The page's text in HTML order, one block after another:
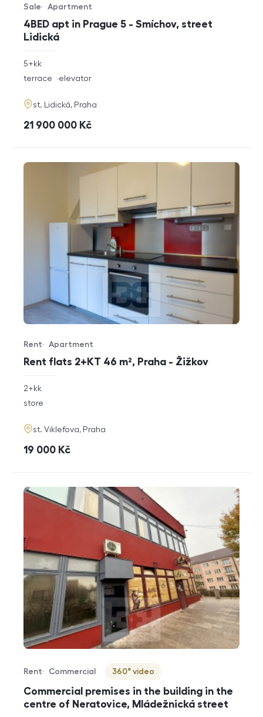
4BED apt in Prague 5 - Smíchov, street
Lidická
Offer type
Sale
Property type
Apartment
rozměry
disposition
5+kk
funkce
terrace elevator
adresa
st. Lidická, Praha
cena
21 900 000 Kč
Rent flats 2+KT 46 m², Praha - Žižkov
Offer type
Rent
Property type
Apartment
rozměry
disposition
2+kk
funkce
store
adresa
st. Viklefova, Praha
cena
19 000 Kč
Commercial premises in the building in the
centre of Neratovice, Mládežnická street
Offer type
Rent
Property type
Commercial
Virtuální prohlídka
360° video